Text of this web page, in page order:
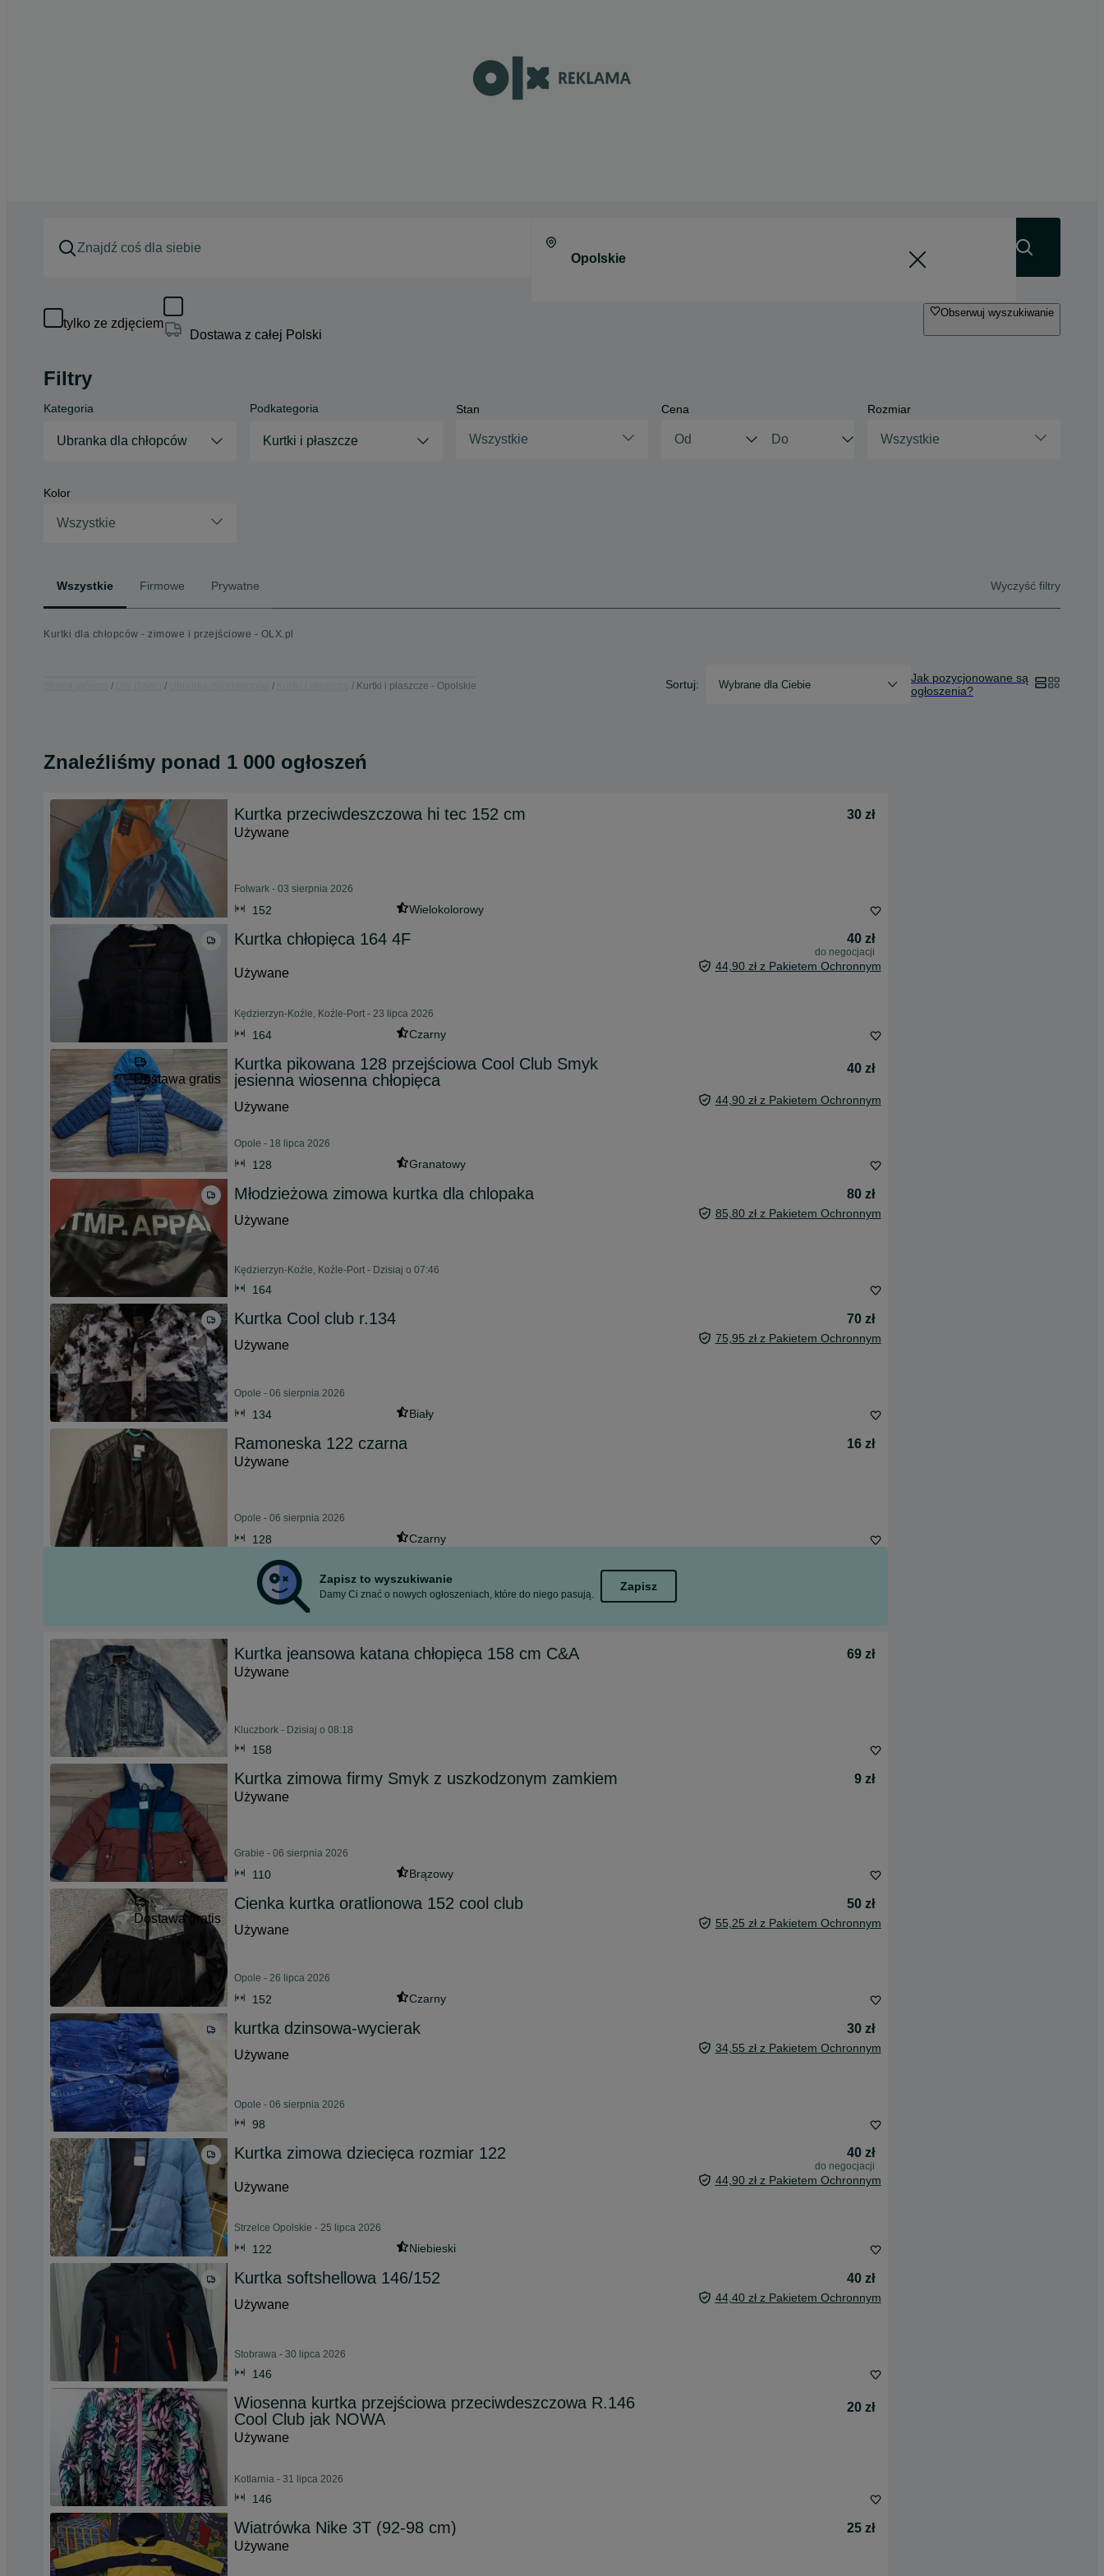
tylko ze zdjęciem
Dostawa z całej Polski
Obserwuj wyszukiwanie
Filtry
Kategoria
Ubranka dla chłopców
Podkategoria
Kurtki i płaszcze
Stan
Wszystkie
Cena Rozmiar
Wszystkie
Kolor
Wszystkie
Wszystkie Firmowe Prywatne Wyczyść filtry
Kurtki dla chłopców - zimowe i przejściowe - OLX.pl
Kurtki i płaszcze - Opolskie Sortuj: Wybrane dla Ciebie
Jak pozycjonowane są
ogłoszenia?
Znaleźliśmy ponad 1 000 ogłoszeń
Kurtka przeciwdeszczowa hi tec 152 cm
30 zł
Używane
Folwark - 03 sierpnia 2026
152 Wielokolorowy
Kurtka chłopięca 164 4F 40 zł
do negocjacji
Używane 44,90 zł z Pakietem Ochronnym
Kędzierzyn-Koźle, Koźle-Port - 23 lipca 2026
164 Czarny
Dostawa gratis
Kurtka pikowana 128 przejściowa Cool Club Smyk
jesienna wiosenna chłopięca
40 zł
Używane 44,90 zł z Pakietem Ochronnym
Opole - 18 lipca 2026
128 Granatowy
Młodzieżowa zimowa kurtka dla chlopaka
80 zł
Używane
85,80 zł z Pakietem Ochronnym
Kędzierzyn-Koźle, Koźle-Port - Dzisiaj o 07:46
164
Kurtka Cool club r.134
70 zł
Używane
75,95 zł z Pakietem Ochronnym
Opole - 06 sierpnia 2026
134 Biały
Ramoneska 122 czarna
16 zł
Używane
Opole - 06 sierpnia 2026
128 Czarny
Zapisz to wyszukiwanie
Damy Ci znać o nowych ogłoszeniach, które do niego pasują.
Zapisz
Kurtka jeansowa katana chłopięca 158 cm C&A
69 zł
Używane
Kluczbork - Dzisiaj o 08:18
158
Kurtka zimowa firmy Smyk z uszkodzonym zamkiem
9 zł
Używane
Grabie - 06 sierpnia 2026
110 Brązowy
Dostawa gratis
Cienka kurtka oratlionowa 152 cool club
50 zł
Używane
55,25 zł z Pakietem Ochronnym
Opole - 26 lipca 2026
152 Czarny
kurtka dzinsowa-wycierak
30 zł
Używane
34,55 zł z Pakietem Ochronnym
Opole - 06 sierpnia 2026
98
Kurtka zimowa dziecięca rozmiar 122 40 zł
do negocjacji
Używane 44,90 zł z Pakietem Ochronnym
Strzelce Opolskie - 25 lipca 2026
122 Niebieski
Kurtka softshellowa 146/152
40 zł
Używane
44,40 zł z Pakietem Ochronnym
Stobrawa - 30 lipca 2026
146
Wiosenna kurtka przejściowa przeciwdeszczowa R.146
Cool Club jak NOWA
20 zł
Używane
Kotlarnia - 31 lipca 2026
146
Wiatrówka Nike 3T (92-98 cm)
25 zł
Używane